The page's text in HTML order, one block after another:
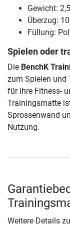
Gewicht:
Überzug:
Füllung:
Spielen oder
Die BenchK
zum Spielen und
für ihre Fitness-
Trainingsmatte
Sprossenwand
Nutzung.
Weitere Details